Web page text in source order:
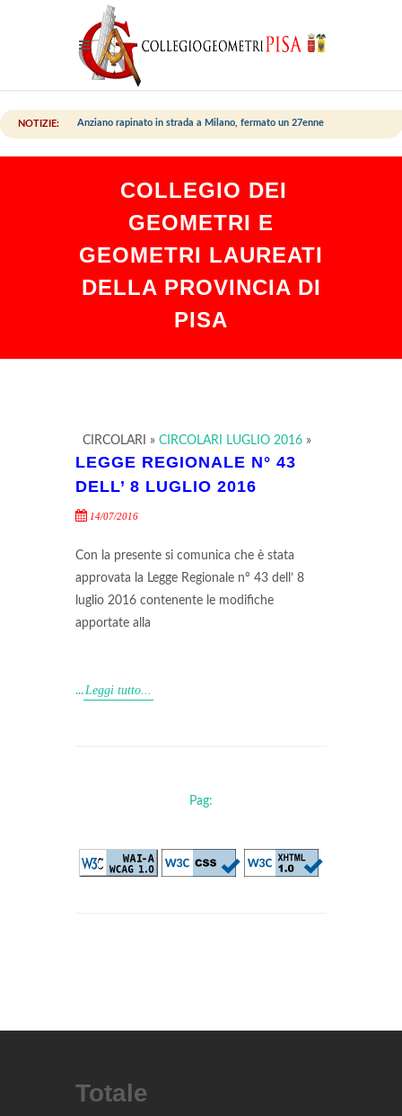
NOTIZIE: Anziano rapinato in strada a Milano, fermato un 27enne
COLLEGIO DEI
GEOMETRI E
GEOMETRI LAUREATI
DELLA PROVINCIA DI
PISA
CIRCOLARI » CIRCOLARI LUGLIO 2016 »
LEGGE REGIONALE N° 43
DELL’ 8 LUGLIO 2016
14/07/2016
Con la presente si comunica che è stata
approvata la Legge Regionale n° 43 dell’ 8
luglio 2016 contenente le modifiche
apportate alla
...Leggi tutto...
Pag:
Totale